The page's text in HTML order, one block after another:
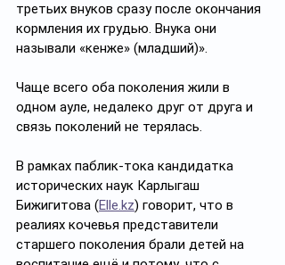
третьих внуков сразу после окончания
кормления их грудью. Внука они
называли «кенже» (младший)».
Чаще всего оба поколения жили в
одном ауле, недалеко друг от друга и
связь поколений не терялась.
В рамках паблик-тока кандидатка
исторических наук Карлыгаш
Бижигитова (Elle.kz) говорит, что в
реалиях кочевья представители
старшего поколения брали детей на